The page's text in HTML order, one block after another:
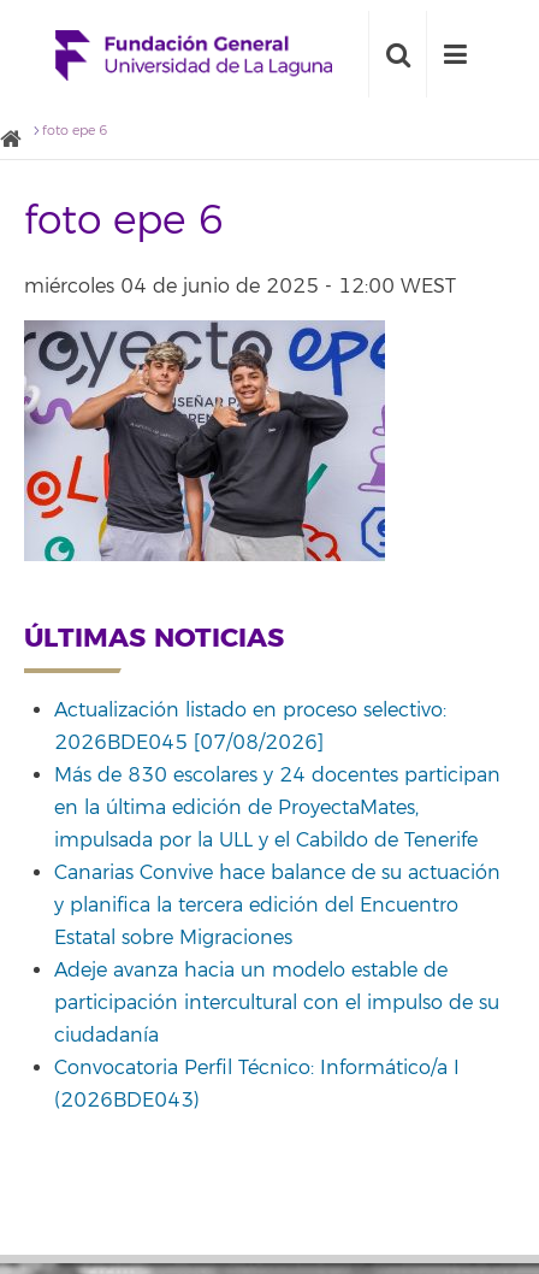
foto epe 6
foto epe 6
miércoles 04 de junio de 2025 - 12:00 WEST
ÚLTIMAS NOTICIAS
Actualización listado en proceso selectivo:
2026BDE045 [07/08/2026]
Más de 830 escolares y 24 docentes participan
en la última edición de ProyectaMates,
impulsada por la ULL y el Cabildo de Tenerife
Canarias Convive hace balance de su actuación
y planifica la tercera edición del Encuentro
Estatal sobre Migraciones
Adeje avanza hacia un modelo estable de
participación intercultural con el impulso de su
ciudadanía
Convocatoria Perfil Técnico: Informático/a I
(2026BDE043)